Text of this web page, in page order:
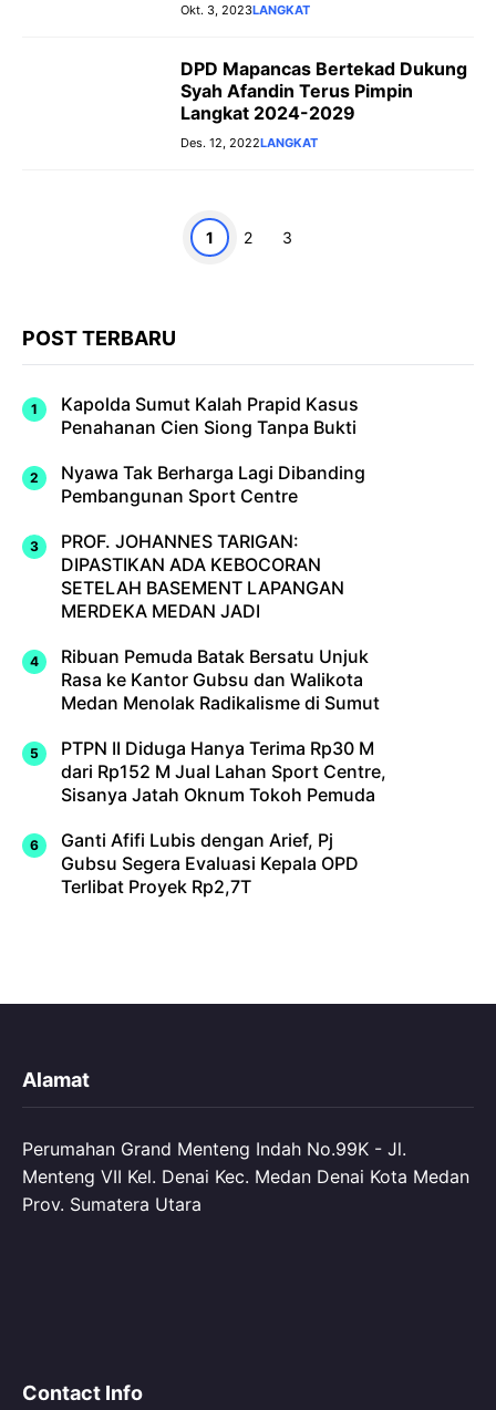
Okt. 3, 2023LANGKAT
DPD Mapancas Bertekad Dukung
Syah Afandin Terus Pimpin
Langkat 2024-2029
Des. 12, 2022LANGKAT
Halaman
1 Halaman
2 Halaman
3
POST TERBARU
Kapolda Sumut Kalah Prapid Kasus
Penahanan Cien Siong Tanpa Bukti
Nyawa Tak Berharga Lagi Dibanding
Pembangunan Sport Centre
PROF. JOHANNES TARIGAN:
DIPASTIKAN ADA KEBOCORAN
SETELAH BASEMENT LAPANGAN
MERDEKA MEDAN JADI
Ribuan Pemuda Batak Bersatu Unjuk
Rasa ke Kantor Gubsu dan Walikota
Medan Menolak Radikalisme di Sumut
PTPN II Diduga Hanya Terima Rp30 M
dari Rp152 M Jual Lahan Sport Centre,
Sisanya Jatah Oknum Tokoh Pemuda
Ganti Afifi Lubis dengan Arief, Pj
Gubsu Segera Evaluasi Kepala OPD
Terlibat Proyek Rp2,7T
Alamat
Perumahan Grand Menteng Indah No.99K - Jl.
Menteng VII Kel. Denai Kec. Medan Denai Kota Medan
Prov. Sumatera Utara
Contact Info